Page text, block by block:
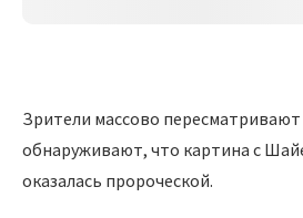
Зрители массово
обнаруживают, что картина с
оказалась пророческой.